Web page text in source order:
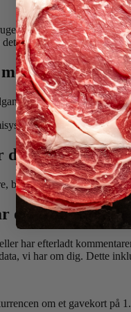
cookies, indlejre
pågældende websted.
vil din IP-
og vores
dine data
bevares ordrens data
over dine data
har efterladt
vi har om dig. Dette
om et gavekort på